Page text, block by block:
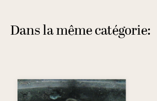
Dans la même catégorie: